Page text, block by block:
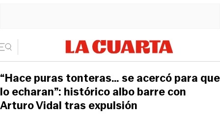
“Hace puras tonteras… se acercó para que
lo echaran”: histórico albo barre con
Arturo Vidal tras expulsión